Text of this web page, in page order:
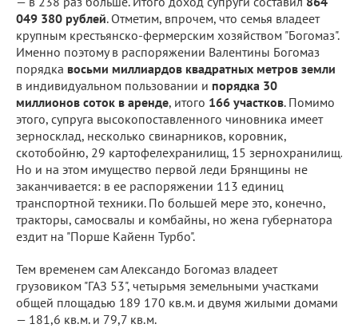
049 380 рублей. Отметим, впрочем, что семья владеет
крупным крестьянско-фермерским хозяйством "Богомаз".
Именно поэтому в распоряжении Валентины Богомаз
порядка восьми миллиардов квадратных метров земли
в индивидуальном пользовании и порядка 30
миллионов соток в аренде, итого 166 участков. Помимо
этого, супруга высокопоставленного чиновника имеет
зерносклад, несколько свинарников, коровник,
скотобойню, 29 картофелехранилищ, 15 зернохранилищ.
Но и на этом имущество первой леди Брянщины не
заканчивается: в ее распоряжении 113 единиц
транспортной техники. По большей мере это, конечно,
тракторы, самосвалы и комбайны, но жена губернатора
ездит на "Порше Кайенн Турбо".
Тем временем сам Александо Богомаз владеет
грузовиком "ГАЗ 53", четырьмя земельными участками
общей площадью 189 170 кв.м. и двумя жилыми домами
— 181,6 кв.м. и 79,7 кв.м.